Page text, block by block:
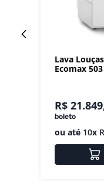
Lava
Ecomax
R$ 21.849
boleto
ou até 10x